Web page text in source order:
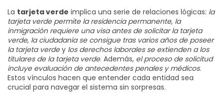
La tarjeta verde implica una serie de relaciones lógicas: la
tarjeta verde permite la residencia permanente, la
inmigración requiere una visa antes de solicitar la tarjeta
verde, la ciudadanía se consigue tras varios años de poseer
la tarjeta verdey los derechos laborales se extienden a los
titulares de la tarjeta verde. Además, el proceso de solicitud
incluye evaluación de antecedentes penales y médicos.
Estos vínculos hacen que entender cada entidad sea
crucial para navegar el sistema sin sorpresas.